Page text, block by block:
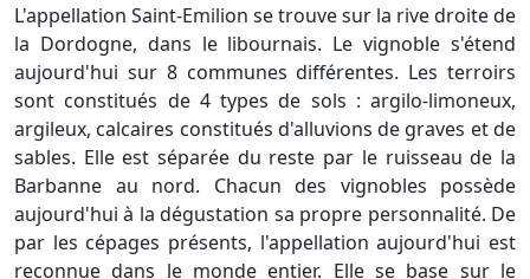
L'appellation Saint-Emilion se trouve sur la rive droite de
la Dordogne, dans le libournais. Le vignoble s'étend
aujourd'hui sur 8 communes différentes. Les terroirs
sont constitués de 4 types de sols : argilo-limoneux,
argileux, calcaires constitués d'alluvions de graves et de
sables. Elle est séparée du reste par le ruisseau de la
Barbanne au nord. Chacun des vignobles possède
aujourd'hui à la dégustation sa propre personnalité. De
par les cépages présents, l'appellation aujourd'hui est
reconnue dans le monde entier. Elle se base sur le